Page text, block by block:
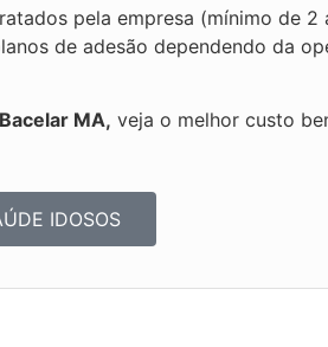
pela empresa (mínimo de 2
de adesão dependendo da
MA, veja o melhor custo
IDOSOS